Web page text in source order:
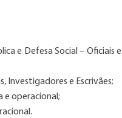
e Defesa Social – Oficiais e
Investigadores e Escrivães;
e operacional;